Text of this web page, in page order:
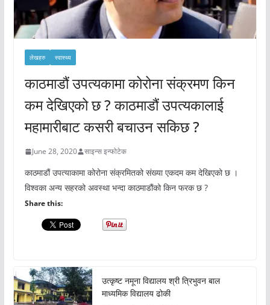
लेखहरु स्वास्थ्य
काठमाडौं उपत्यकामा कोरोना संक्रमण किन
कम देखिएको छ ? काठमाडौं उपत्यकालाई
महामारीबाट कसरी बचाउन सकिछ ?
June 28, 2020 साइन्स इन्फोटेक
काठमाडौं उपत्याकामा कोरोना संक्रमितको संख्या एकदम कम देखिएको छ ।
विश्वका अन्य सहरको अवस्था भन्दा काठमाडौंको किन फरक छ ?
Share this:
उत्कृष्ट नमूना विद्यालय श्री त्रिभुवन बाल
माध्यमिक विद्यालय ढोकी